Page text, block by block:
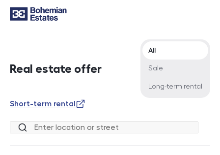
Real estate offer
Offer type
All
Sale
Long-term rental
Short-term rental
Location or street